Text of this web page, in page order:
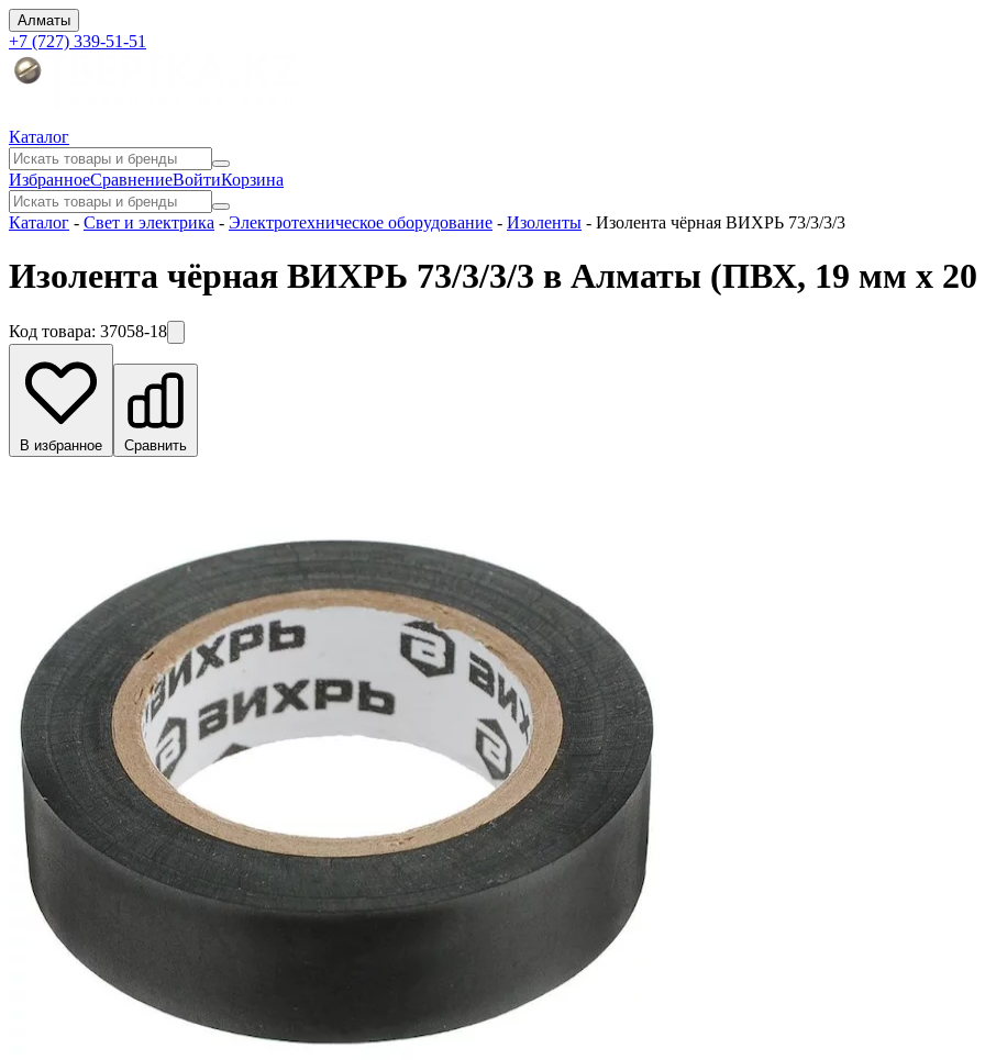
Алматы
+7 (727) 339-51-51
Каталог
ИзбранноеСравнениеВойтиКорзина
Каталог - Свет и электрика - Электротехническое оборудование - Изоленты - Изолента чёрная ВИХРЬ 73/3/3/3
Изолента чёрная ВИХРЬ 73/3/3/3 в Алматы (ПВХ, 19 мм x
Код товара: 37058-18
В избранное Сравнить